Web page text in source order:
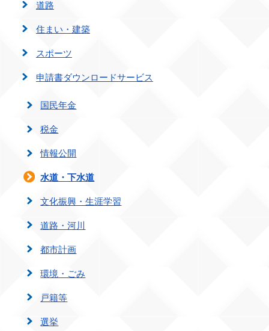
道路
住まい・建築
スポーツ
申請書ダウンロードサービス
国民年金
税金
情報公開
水道・下水道
文化振興・生涯学習
道路・河川
都市計画
環境・ごみ
戸籍等
選挙